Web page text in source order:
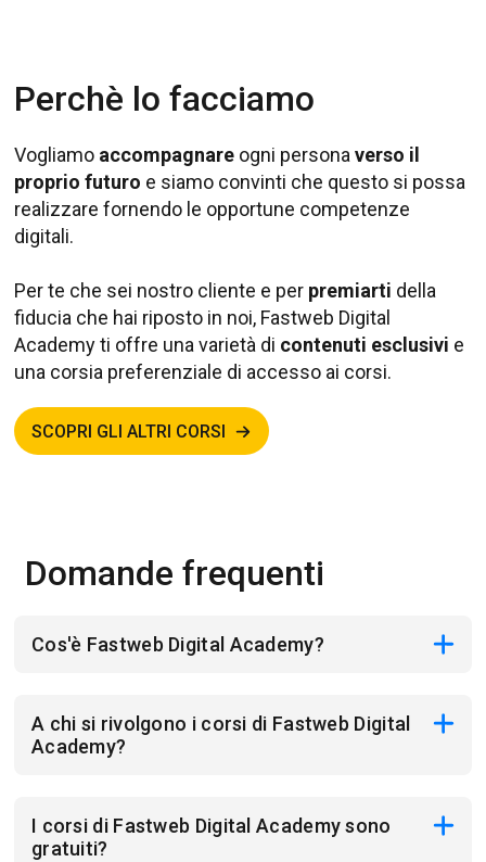
Perchè lo facciamo
Vogliamo accompagnareogni persona verso il
proprio futuro e siamo convinti che questo si possa
realizzare fornendo le opportune competenze
digitali.
Per te che sei nostro cliente e per premiarti della
fiducia che hai riposto in noi, Fastweb Digital
Academy ti offre una varietà di contenuti esclusivi e
una corsia preferenziale di accesso ai corsi.
SCOPRI GLI ALTRI CORSI
Domande frequenti
Cos'è Fastweb Digital Academy?
A chi si rivolgono i corsi di Fastweb Digital
Academy?
I corsi di Fastweb Digital Academy sono
gratuiti?